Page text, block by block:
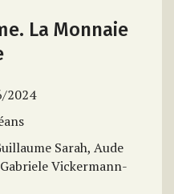
La Monnaie
2024
Sarah, Aude
Vickermann-